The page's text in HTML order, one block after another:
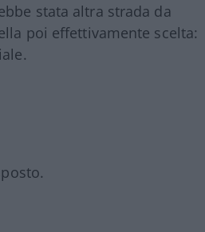
stata altra strada da
poi effettivamente scelta: